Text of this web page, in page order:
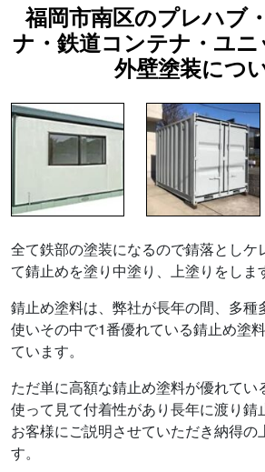
福岡市南区のプレハブ
ナ・鉄道コンテナ・ユ
外壁塗装につ
全て鉄部の塗装になるので錆落としケ
て錆止めを塗り中塗り、上塗りをしま
錆止め塗料は、弊社が長年の間、多種
使いその中で1番優れている錆止め塗
ています。
ただ単に高額な錆止め塗料が優れてい
使って見て付着性があり長年に渡り錆
お客様にご説明させていただき納得の
す。